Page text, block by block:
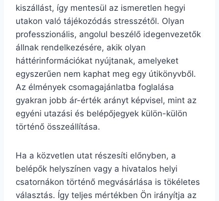
kiszállást, így mentesül az ismeretlen hegyi
utakon való tájékozódás stresszétől. Olyan
professzionális, angolul beszélő idegenvezetők
állnak rendelkezésére, akik olyan
háttérinformációkat nyújtanak, amelyeket
egyszerűen nem kaphat meg egy útikönyvből.
Az élmények csomagajánlatba foglalása
gyakran jobb ár-érték arányt képvisel, mint az
egyéni utazási és belépőjegyek külön-külön
történő összeállítása.
Ha a közvetlen utat részesíti előnyben, a
belépők helyszínen vagy a hivatalos helyi
csatornákon történő megvásárlása is tökéletes
választás. Így teljes mértékben Ön irányítja az